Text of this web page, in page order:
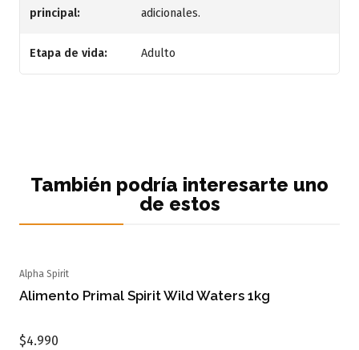
principal:
adicionales.
Etapa de vida: Adulto
También podría interesarte uno
de estos
Alpha Spirit
Alimento Primal Spirit Wild Waters 1kg
$4.990